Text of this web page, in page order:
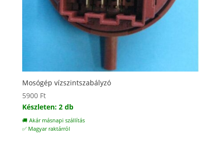
Mosógép vízszintszabályzó
5900 Ft
Készleten: 2 db
🚚 Akár másnapi szállítás
✅ Magyar raktárról